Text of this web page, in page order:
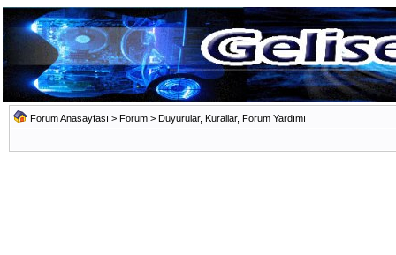
Forum Anasayfası > Forum > Duyurular, Kurallar, Forum Yardımı